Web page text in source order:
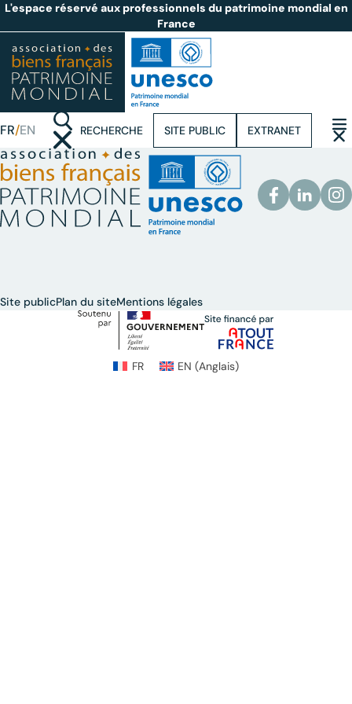
L'espace réservé aux professionnels du patrimoine mondial en
France
FR EN RECHERCHE
(OUVRIR LA RECHERCHE)SITE PUBLIC EXTRANET
Site publicPlan du siteMentions légales
FR EN (Anglais)